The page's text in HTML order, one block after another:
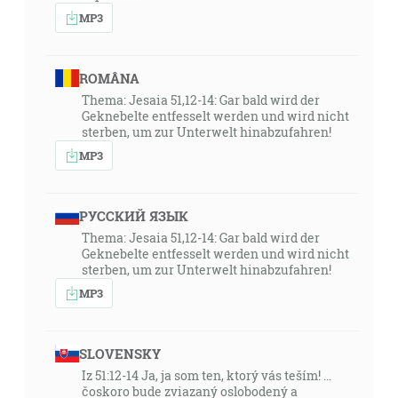
hynú, pretože nepriali lásky pravdy, aby boli spasení;
a preto im Bôh pošle mocné pôsobenie bludu, aby
uverili lži … [2Te 2:10-11]
19:29
veľmi! hovorí Hospodin. Lebo môj ľud spáchal dvoje
zlo: Opustil mňa, prameň živej vody, aby si vyrúbali
cisterny, deravé cisterny dopukané, ktoré nedržia
vody! [Jr 2:12-13]
volal: Ak niekto žízní, nech prijde ku mne a pije! [Jn
MP3
ROMÂNA
Thema: Jesaia 51,12-14: Gar bald wird der
Geknebelte entfesselt werden und wird nicht
sterben, um zur Unterwelt hinabzufahren!
MP3
РУССКИЙ ЯЗЫК
Thema: Jesaia 51,12-14: Gar bald wird der
Geknebelte entfesselt werden und wird nicht
sterben, um zur Unterwelt hinabzufahren!
MP3
SLOVENSKY
Iz 51:12-14 Ja, ja som ten, ktorý vás teším! …
čoskoro bude zviazaný oslobodený a